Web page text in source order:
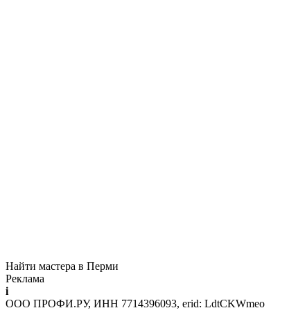
Найти мастера в Перми
Реклама
i
ООО ПРОФИ.РУ, ИНН 7714396093, erid: LdtCKWmeo